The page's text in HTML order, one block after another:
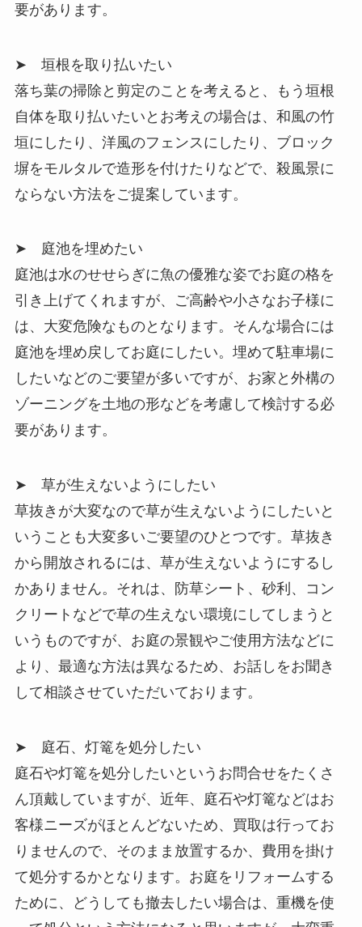
要があります。
➤ 垣根を取り払いたい
落ち葉の掃除と剪定のことを考えると、もう垣根
自体を取り払いたいとお考えの場合は、和風の竹
垣にしたり、洋風のフェンスにしたり、ブロック
塀をモルタルで造形を付けたりなどで、殺風景に
ならない方法をご提案しています。
➤ 庭池を埋めたい
庭池は水のせせらぎに魚の優雅な姿でお庭の格を
引き上げてくれますが、ご高齢や小さなお子様に
は、大変危険なものとなります。そんな場合には
庭池を埋め戻してお庭にしたい。埋めて駐車場に
したいなどのご要望が多いですが、お家と外構の
ゾーニングを土地の形などを考慮して検討する必
要があります。
➤ 草が生えないようにしたい
草抜きが大変なので草が生えないようにしたいと
いうことも大変多いご要望のひとつです。草抜き
から開放されるには、草が生えないようにするし
かありません。それは、防草シート、砂利、コン
クリートなどで草の生えない環境にしてしまうと
いうものですが、お庭の景観やご使用方法などに
より、最適な方法は異なるため、お話しをお聞き
して相談させていただいております。
➤ 庭石、灯篭を処分したい
庭石や灯篭を処分したいというお問合せをたくさ
ん頂戴していますが、近年、庭石や灯篭などはお
客様ニーズがほとんどないため、買取は行ってお
りませんので、そのまま放置するか、費用を掛け
て処分するかとなります。お庭をリフォームする
ために、どうしても撤去したい場合は、重機を使